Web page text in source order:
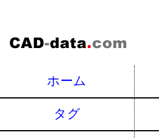
ホーム
タグ